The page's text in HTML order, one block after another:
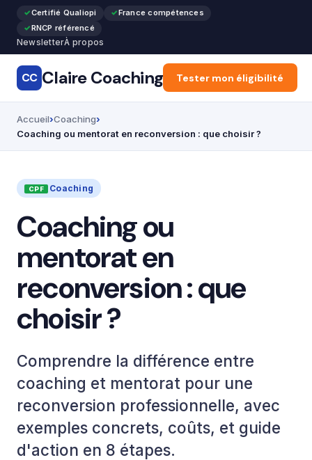
Certifié Qualiopi
France compétences
RNCP référencé
NewsletterÀ propos
CC Claire Coaching Accueil Articles
Tester mon éligibilité
Accueil Coaching
Coaching ou mentorat en reconversion : que choisir ?
Coaching
Coaching ou
mentorat en
reconversion : que
choisir ?
Comprendre la différence entre
coaching et mentorat pour une
reconversion professionnelle, avec
exemples concrets, coûts, et guide
d'action en 8 étapes.